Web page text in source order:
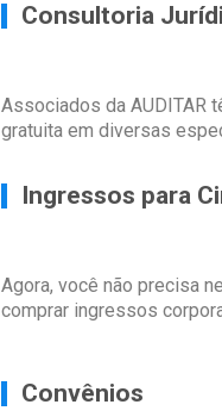
Consultoria
Associados da AUDITAR
gratuita em diversas
Ingressos para
Agora, você não precisa
comprar ingressos
Convênios